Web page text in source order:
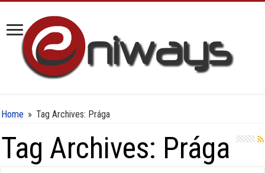
Home » Tag Archives: Prága
Tag Archives: Prága